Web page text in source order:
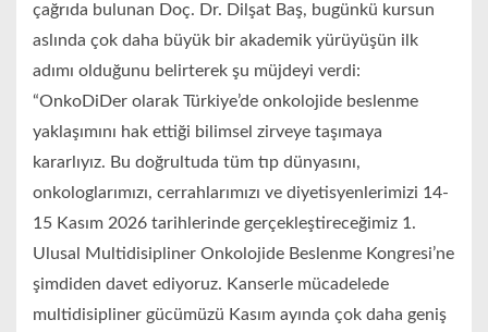
çağrıda bulunan Doç. Dr. Dilşat Baş, bugünkü kursun
aslında çok daha büyük bir akademik yürüyüşün ilk
adımı olduğunu belirterek şu müjdeyi verdi:
“OnkoDiDer olarak Türkiye’de onkolojide beslenme
yaklaşımını hak ettiği bilimsel zirveye taşımaya
kararlıyız. Bu doğrultuda tüm tıp dünyasını,
onkologlarımızı, cerrahlarımızı ve diyetisyenlerimizi 14-
15 Kasım 2026 tarihlerinde gerçekleştireceğimiz 1.
Ulusal Multidisipliner Onkolojide Beslenme Kongresi’ne
şimdiden davet ediyoruz. Kanserle mücadelede
multidisipliner gücümüzü Kasım ayında çok daha geniş